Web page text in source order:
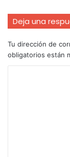
Deja una
Tu dirección de
obligatorios están